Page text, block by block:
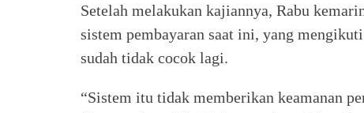
Setelah melakukan kajiannya, Rabu
sistem pembayaran saat ini, yang
sudah tidak cocok lagi.
“Sistem itu tidak memberikan keamanan